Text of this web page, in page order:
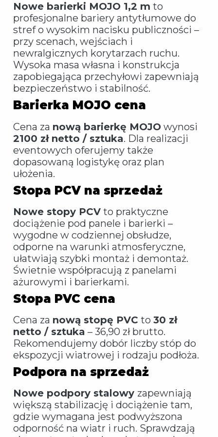
Nowe barierki MOJO 1,2 m to
profesjonalne bariery antytłumowe do
stref o wysokim nacisku publiczności –
przy scenach, wejściach i
newralgicznych korytarzach ruchu.
Wysoka masa własna i konstrukcja
zapobiegająca przechyłowi zapewniają
bezpieczeństwo i stabilność.
Barierka MOJO cena
Cena za nową barierkę MOJO wynosi
2100 zł netto / sztuka. Dla realizacji
eventowych oferujemy także
dopasowaną logistykę oraz plan
ułożenia.
Stopa PCV na sprzedaż
Nowe stopy PCVto praktyczne
dociążenie pod panele i barierki –
wygodne w codziennej obsłudze,
odporne na warunki atmosferyczne,
ułatwiają szybki montaż i demontaż.
Świetnie współpracują z panelami
ażurowymi i barierkami.
Stopa PVC cena
Cena za nową stopę PVC to 30 zł
netto / sztuka – 36,90 zł brutto.
Rekomendujemy dobór liczby stóp do
ekspozycji wiatrowej i rodzaju podłoża.
Podpora na sprzedaż
Nowe podpory stalowy zapewniają
większą stabilizację i dociążenie tam,
gdzie wymagana jest podwyższona
odporność na wiatr i ruch. Sprawdzają